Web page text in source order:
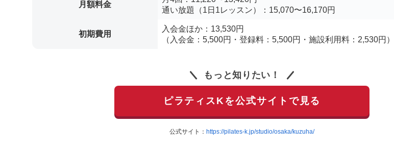
月額料金
通い放題（1日1レッスン）：15,070〜16,170円
初期費用
入会金ほか：13,530円
（入会金：5,500円・登録料：5,500円・施設利用料：2,530円）
もっと知りたい！
ピラティスKを公式サイトで見る
公式サイト： https://pilates-k.jp/studio/osaka/kuzuha/